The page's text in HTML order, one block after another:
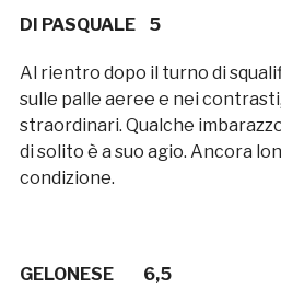
DI PASQUALE 5
Al rientro dopo il turno di
sulle palle aeree e nei
straordinari. Qualche
di solito è a suo agio. Ancora
condizione.
GELONESE 6,5